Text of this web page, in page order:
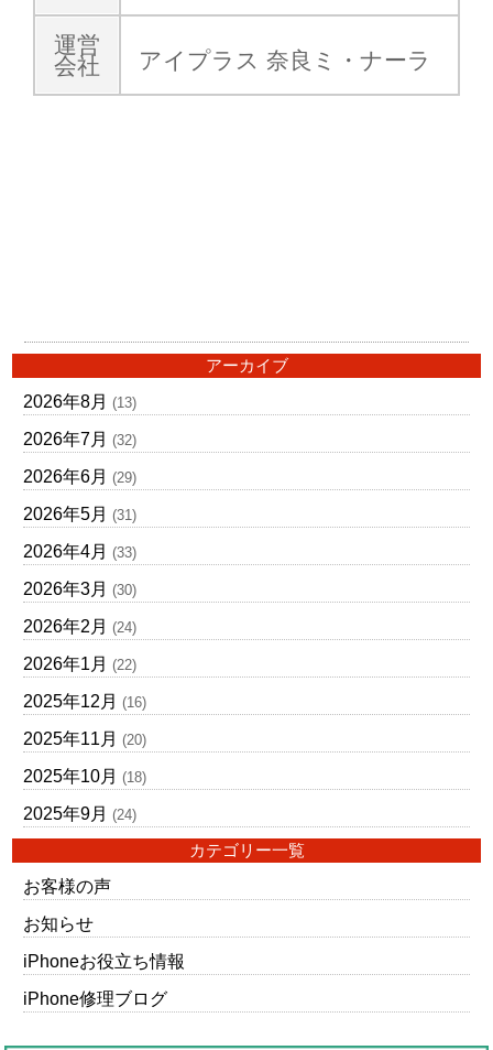
運営
会社
アイプラス 奈良ミ・ナーラ
アーカイブ
2026年8月 (13)
2026年7月 (32)
2026年6月 (29)
2026年5月 (31)
2026年4月 (33)
2026年3月 (30)
2026年2月 (24)
2026年1月 (22)
2025年12月 (16)
2025年11月 (20)
2025年10月 (18)
2025年9月 (24)
カテゴリー一覧
お客様の声
お知らせ
iPhoneお役立ち情報
iPhone修理ブログ